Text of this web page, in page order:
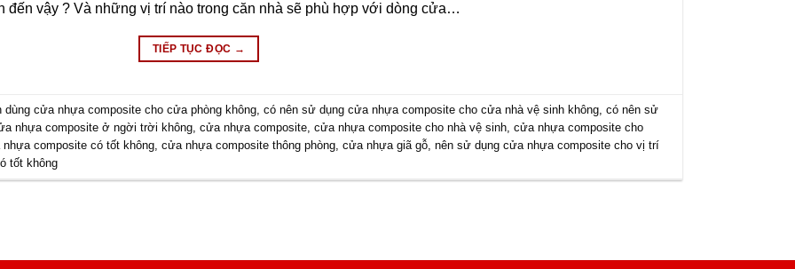
đến vậy ? Và những vị trí nào trong căn nhà sẽ phù hợp với dòng cửa…
TIẾP TỤC ĐỌC →
dùng cửa nhựa composite cho cửa phòng không ,có nên sử dụng cửa nhựa composite cho cửa nhà vệ sinh không ,có nên sử
nhựa composite ở ngời trời không ,cửa nhựa composite ,cửa nhựa composite cho nhà vệ sinh ,cửa nhựa composite cho
composite có tốt không ,cửa nhựa composite thông phòng ,cửa nhựa giã gỗ ,nên sử dụng cửa nhựa composite cho vị trí
tốt không